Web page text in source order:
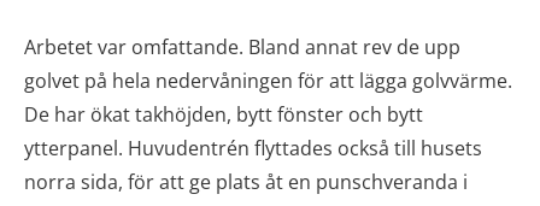
Arbetet var omfattande. Bland annat rev de upp
golvet på hela nedervåningen för att lägga golvvärme.
De har ökat takhöjden, bytt fönster och bytt
ytterpanel. Huvudentrén flyttades också till husets
norra sida, för att ge plats åt en punschveranda i